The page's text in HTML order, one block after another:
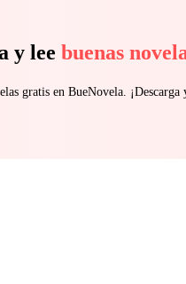
y lee buenas
gratis en BueNovela.